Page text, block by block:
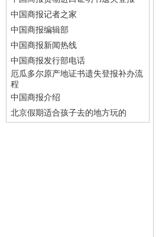
中国商报记者之家
中国商报编辑部
中国商报新闻热线
中国商报发行部电话
厄瓜多尔原产地证书遗失登报补办流
程
中国商报介绍
北京假期适合孩子去的地方玩的